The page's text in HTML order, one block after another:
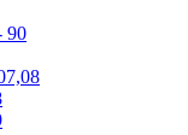
90